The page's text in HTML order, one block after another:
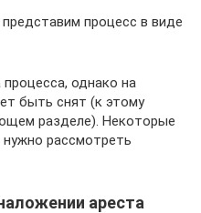
процесс в виде
однако на
быть снят (к этому
разделе). Некоторые
рассмотреть
ареста